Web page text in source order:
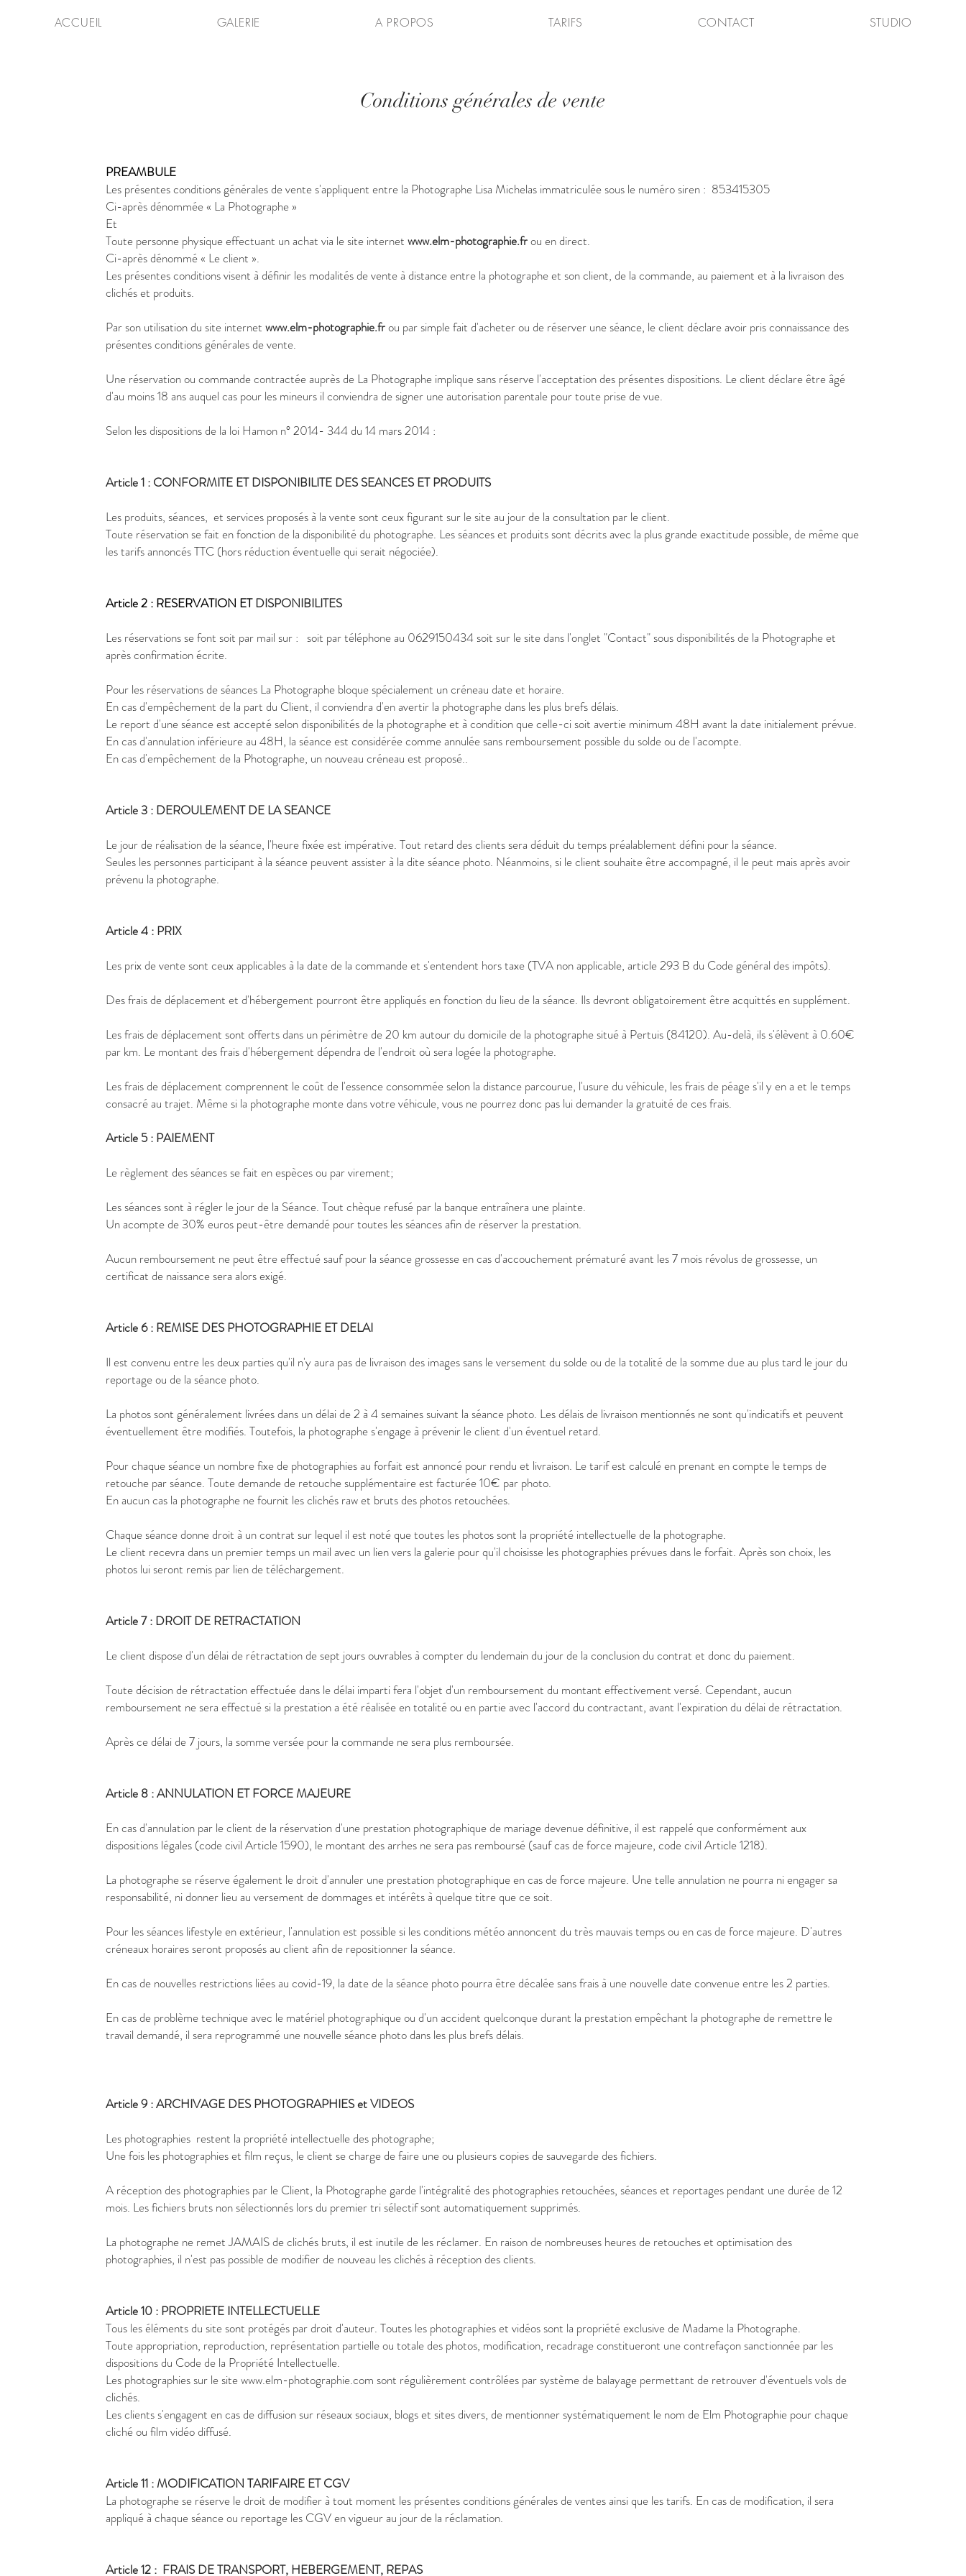
ACCUEIL GALERIE A PROPOS TARIFS CONTACT STUDIO
Conditions générales de vente
PREAMBULE
Les présentes conditions générales de vente s'appliquent entre la Photographe Lisa Michelas immatriculée sous le numéro siren : 853415305
Ci-après dénommée « La Photographe »
Et
Toute personne physique effectuant un achat via le site internet www.elm-photographie.frou en direct.
Ci-après dénommé « Le client ».
Les présentes conditions visent à définir les modalités de vente à distance entre la photographe et son client, de la commande, au paiement et à la livraison des
clichés et produits.
Par son utilisation du site internet www.elm-photographie.frou par simple fait d'acheter ou de réserver une séance, le client déclare avoir pris connaissance des
présentes conditions générales de vente.
Une réservation ou commande contractée auprès de La Photographe implique sans réserve l'acceptation des présentes dispositions. Le client déclare être âgé
d'au moins 18 ans auquel cas pour les mineurs il conviendra de signer une autorisation parentale pour toute prise de vue.
Selon les dispositions de la loi Hamon n° 2014- 344 du 14 mars 2014 :
Article 1 : CONFORMITE ET DISPONIBILITE DES SEANCES ET PRODUITS
Les produits, séances, et services proposés à la vente sont ceux figurant sur le site au jour de la consultation par le client.
Toute réservation se fait en fonction de la disponibilité du photographe. Les séances et produits sont décrits avec la plus grande exactitude possible, de même que
les tarifs annoncés TTC (hors réduction éventuelle qui serait négociée).
Article 2 : RESERVATION ETDISPONIBILITES
Les réservations se font soit par mail sur : soit par téléphone au 0629150434 soit sur le site dans l'onglet "Contact" sous disponibilités de la Photographe et
après confirmation écrite.
Pour les réservations de séances La Photographe bloque spécialement un créneau date et horaire.
En cas d'empêchement de la part du Client, il conviendra d'en avertir la photographe dans les plus brefs délais.
Le report d'une séance est accepté selon disponibilités de la photographe et à condition que celle-ci soit avertie minimum 48H avant la date initialement prévue.
En cas d'annulation inférieure au 48H, la séance est considérée comme annulée sans remboursement possible du solde ou de l'acompte.
En cas d'empêchement de la Photographe, un nouveau créneau est proposé..
Article 3 : DEROULEMENT DE LA SEANCE
Le jour de réalisation de la séance, l'heure fixée est impérative. Tout retard des clients sera déduit du temps préalablement défini pour la séance.
Seules les personnes participant à la séance peuvent assister à la dite séance photo. Néanmoins, si le client souhaite être accompagné, il le peut mais après avoir
prévenu la photographe.
Article 4 : PRIX
Les prix de vente sont ceux applicables à la date de la commande et s'entendent hors taxe (TVA non applicable, article 293 B du Code général des impôts).
Des frais de déplacement et d'hébergement pourront être appliqués en fonction du lieu de la séance. Ils devront obligatoirement être acquittés en supplément.
Les frais de déplacement sont offerts dans un périmètre de 20 km autour du domicile de la photographe situé à Pertuis (84120). Au-delà, ils s'élèvent à 0.60€
par km. Le montant des frais d'hébergement dépendra de l'endroit où sera logée la photographe.
Les frais de déplacement comprennent le coût de l'essence consommée selon la distance parcourue, l'usure du véhicule, les frais de péage s'il y en a et le temps
consacré au trajet. Même si la photographe monte dans votre véhicule, vous ne pourrez donc pas lui demander la gratuité de ces frais.
Article 5 : PAIEMENT
Le règlement des séances se fait en espèces ou par virement;
Les séances sont à régler le jour de la Séance. Tout chèque refusé par la banque entraînera une plainte.
Un acompte de 30% euros peut-être demandé pour toutes les séances afin de réserver la prestation.​
Aucun remboursement ne peut être effectué sauf pour la séance grossesse en cas d'accouchement prématuré avant les 7 mois révolus de grossesse, un
certificat de naissance sera alors exigé.
Article 6 : REMISE DES PHOTOGRAPHIE ET DELAI
Il est convenu entre les deux parties qu'il n'y aura pas de livraison des images sans le versement du solde ou de la totalité de la somme due au plus tard le jour du
reportage ou de la séance photo.
La photos sont généralement livrées dans un délai de 2 à 4 semaines suivant la séance photo. Les délais de livraison mentionnés ne sont qu'indicatifs et peuvent
éventuellement être modifiés. Toutefois, la photographe s'engage à prévenir le client d'un éventuel retard.
Pour chaque séance un nombre fixe de photographies au forfait est annoncé pour rendu et livraison. Le tarif est calculé en prenant en compte le temps de
retouche par séance. Toute demande de retouche supplémentaire est facturée 10€ par photo.
En aucun cas la photographe ne fournit les clichés raw et bruts des photos retouchées.
Chaque séance donne droit à un contrat sur lequel il est noté que toutes les photos sont la propriété intellectuelle de la photographe.
Le client recevra dans un premier temps un mail avec un lien vers la galerie pour qu'il choisisse les photographies prévues dans le forfait. Après son choix, les
photos lui seront remis par lien de téléchargement.
Article 7: DROIT DE RETRACTATION
Le client dispose d'un délai de rétractation de sept jours ouvrables à compter du lendemain du jour de la conclusion du contrat et donc du paiement.
Toute décision de rétractation effectuée dans le délai imparti fera l'objet d'un remboursement du montant effectivement versé. Cependant, aucun
remboursement ne sera effectué si la prestation a été réalisée en totalité ou en partie avec l'accord du contractant, avant l'expiration du délai de rétractation.
Après ce délai de 7 jours, la somme versée pour la commande ne sera plus remboursée.
Article 8 :ANNULATION ET FORCE MAJEURE
En cas d'annulation par le client de la réservation d'une prestation photographique de mariage devenue définitive, il est rappelé que conformément aux
dispositions légales (code civil Article 1590), le montant des arrhes ne sera pas remboursé (sauf cas de force majeure, code civil Article 1218).
La photographe se réserve également le droit d'annuler une prestation photographique en cas de force majeure. Une telle annulation ne pourra ni engager sa
responsabilité, ni donner lieu au versement de dommages et intérêts à quelque titre que ce soit.
Pour les séances lifestyle en extérieur, l'annulation est possible si les conditions météo annoncent du très mauvais temps ou en cas de force majeure. D'autres
créneaux horaires seront proposés au client afin de repositionner la séance.
En cas de nouvelles restrictions liées au covid-19, la date de la séance photo pourra être décalée sans frais à une nouvelle date convenue entre les 2 parties.
En cas de problème technique avec le matériel photographique ou d'un accident quelconque durant la prestation empêchant la photographe de remettre le
travail demandé, il sera reprogrammé une nouvelle séance photo dans les plus brefs délais.
Article 9 : ARCHIVAGE DES PHOTOGRAPHIES et VIDEOS
Les photographies restent la propriété intellectuelle des photographe;
Une fois les photographies et film reçus, le client se charge de faire une ou plusieurs copies de sauvegarde des fichiers.
A réception des photographies par le Client, la Photographe garde l'intégralité des photographies retouchées, séances et reportages pendant une durée de 12
mois. Les fichiers bruts non sélectionnés lors du premier tri sélectif sont automatiquement supprimés.
La photographe ne remet JAMAIS de clichés bruts, il est inutile de les réclamer. En raison de nombreuses heures de retouches et optimisation des
photographies, il n'est pas possible de modifier de nouveau les clichés à réception des clients.
Article 10 : PROPRIETE INTELLECTUELLE
Tous les éléments du site sont protégés par droit d'auteur. Toutes les photographies et vidéos sont la propriété exclusive de Madame la Photographe.
Toute appropriation, reproduction, représentation partielle ou totale des photos, modification, recadrage constitueront une contrefaçon sanctionnée par les
dispositions du Code de la Propriété Intellectuelle.
Les photographies sur le sitewww.elm-photographie.com sont régulièrement contrôlées par système de balayage permettant de retrouver d'éventuels vols de
clichés.
Les clients s'engagent en cas de diffusion sur réseaux sociaux, blogs et sites divers, de mentionner systématiquement le nom de Elm Photographie pour chaque
cliché ou film vidéo diffusé.
Article 11 : MODIFICATION TARIFAIRE ET CGV
La photographe se réserve le droit de modifier à tout moment les présentes conditions générales de ventes ainsi que les tarifs. En cas de modification, il sera
appliqué à chaque séance ou reportage les CGV en vigueur au jour de la réclamation.
Article 12 : FRAIS DE TRANSPORT, HEBERGEMENT, REPAS